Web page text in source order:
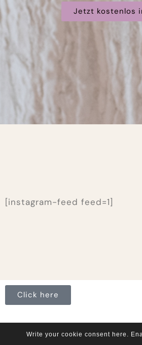
Write your cookie consent here.
Jetzt kostenlos
[instagram-feed feed=1]
Click here